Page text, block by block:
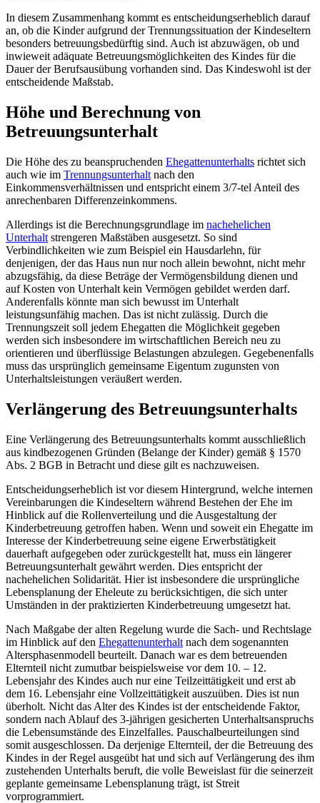
In diesem Zusammenhang kommt es entscheidungserheblich darauf
an, ob die Kinder aufgrund der Trennungssituation der Kindeseltern
besonders betreuungsbedürftig sind. Auch ist abzuwägen, ob und
inwieweit adäquate Betreuungsmöglichkeiten des Kindes für die
Dauer der Berufsausübung vorhanden sind. Das Kindeswohl ist der
entscheidende Maßstab.
Höhe und Berechnung von
Betreuungsunterhalt
Die Höhe des zu beanspruchenden Ehegattenunterhalts richtet sich
auch wie im Trennungsunterhalt nach den
Einkommensverhältnissen und entspricht einem 3/7-tel Anteil des
anrechenbaren Differenzeinkommens.
Allerdings ist die Berechnungsgrundlage im nachehelichen
Unterhalt strengeren Maßstäben ausgesetzt. So sind
Verbindlichkeiten wie zum Beispiel ein Hausdarlehn, für
denjenigen, der das Haus nun nur noch allein bewohnt, nicht mehr
abzugsfähig, da diese Beträge der Vermögensbildung dienen und
auf Kosten von Unterhalt kein Vermögen gebildet werden darf.
Anderenfalls könnte man sich bewusst im Unterhalt
leistungsunfähig machen. Das ist nicht zulässig. Durch die
Trennungszeit soll jedem Ehegatten die Möglichkeit gegeben
werden sich insbesondere im wirtschaftlichen Bereich neu zu
orientieren und überflüssige Belastungen abzulegen. Gegebenenfalls
muss das ursprünglich gemeinsame Eigentum zugunsten von
Unterhaltsleistungen veräußert werden.
Verlängerung des Betreuungsunterhalts
Eine Verlängerung des Betreuungsunterhalts kommt ausschließlich
aus kindbezogenen Gründen (Belange der Kinder) gemäß § 1570
Abs. 2 BGB in Betracht und diese gilt es nachzuweisen.
Entscheidungserheblich ist vor diesem Hintergrund, welche internen
Vereinbarungen die Kindeseltern während Bestehen der Ehe im
Hinblick auf die Rollenverteilung und die Ausgestaltung der
Kinderbetreuung getroffen haben. Wenn und soweit ein Ehegatte im
Interesse der Kinderbetreuung seine eigene Erwerbstätigkeit
dauerhaft aufgegeben oder zurückgestellt hat, muss ein längerer
Betreuungsunterhalt gewährt werden. Dies entspricht der
nachehelichen Solidarität. Hier ist insbesondere die ursprüngliche
Lebensplanung der Eheleute zu berücksichtigen, die sich unter
Umständen in der praktizierten Kinderbetreuung umgesetzt hat.
Nach Maßgabe der alten Regelung wurde die Sach- und Rechtslage
im Hinblick auf den Ehegattenunterhalt nach dem sogenannten
Altersphasenmodell beurteilt. Danach war es dem betreuenden
Elternteil nicht zumutbar beispielsweise vor dem 10. – 12.
Lebensjahr des Kindes auch nur eine Teilzeittätigkeit und erst ab
dem 16. Lebensjahr eine Vollzeittätigkeit auszuüben. Dies ist nun
überholt. Nicht das Alter des Kindes ist der entscheidende Faktor,
sondern nach Ablauf des 3-jährigen gesicherten Unterhaltsanspruchs
die Lebensumstände des Einzelfalles. Pauschalbeurteilungen sind
somit ausgeschlossen. Da derjenige Elternteil, der die Betreuung des
Kindes in der Regel ausgeübt hat und sich auf Verlängerung des ihm
zustehenden Unterhalts beruft, die volle Beweislast für die seinerzeit
geplante gemeinsame Lebensplanung trägt, ist Streit
vorprogrammiert.